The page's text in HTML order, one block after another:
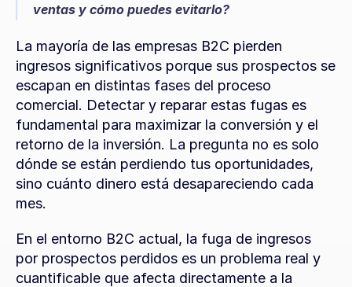
ventas y cómo puedes evitarlo?
La mayoría de las empresas B2C pierden
ingresos significativos porque sus prospectos se
escapan en distintas fases del proceso
comercial. Detectar y reparar estas fugas es
fundamental para maximizar la conversión y el
retorno de la inversión. La pregunta no es solo
dónde se están perdiendo tus oportunidades,
sino cuánto dinero está desapareciendo cada
mes.
En el entorno B2C actual, la fuga de ingresos
por prospectos perdidos es un problema real y
cuantificable que afecta directamente a la